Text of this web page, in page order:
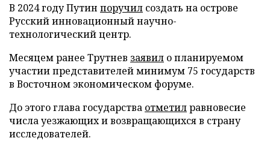
В 2024 году Путин поручил создать на острове
Русский инновационный научно-
технологический центр.
Месяцем ранее Трутнев заявил о планируемом
участии представителей минимум 75 государств
в Восточном экономическом форуме.
До этого глава государства отметилравновесие
числа уезжающих и возвращающихся в страну
исследователей.